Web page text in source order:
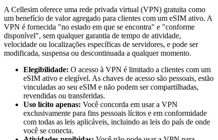
A Cellesim oferece uma rede privada virtual (VPN) gratuita como
um benefício de valor agregado para clientes com um eSIM ativo. A
VPN é fornecida "no estado em que se encontra" e "conforme
disponível", sem qualquer garantia de tempo de atividade,
velocidade ou localizações específicas de servidores, e pode ser
modificada, suspensa ou descontinuada a qualquer momento.
Elegibilidade: O acesso à VPN é limitado a clientes com um
eSIM ativo e elegível. As chaves de acesso são pessoais, estão
vinculadas ao seu eSIM e não podem ser compartilhadas,
revendidas ou transferidas.
Uso lícito apenas: Você concorda em usar a VPN
exclusivamente para fins pessoais lícitos e em conformidade
com todas as leis aplicáveis, incluindo as leis do país de onde
você se conecta.